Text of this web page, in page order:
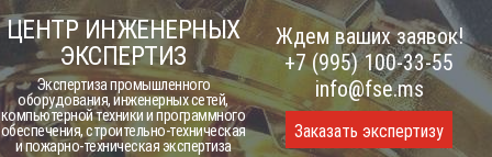
Skip
to
content
ЦЕНТР ИНЖЕНЕРНЫХ
ЭКСПЕРТИЗ
Экспертиза промышленного
оборудования, инженерных сетей,
компьютерной техники и программного
обеспечения, строительно-техническая
и пожарно-техническая экспертиза
Ждем ваших заявок!
+7 (995) 100-33-55
info@fse.ms
Заказать экспертизу